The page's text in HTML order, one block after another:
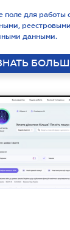
поле для работы
данными.